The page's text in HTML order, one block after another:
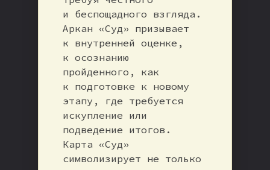
и беспощадного взгляда.
Аркан «Суд» призывает
к внутренней оценке,
к осознанию
пройденного, как
к подготовке к новому
этапу, где требуется
искупление или
подведение итогов.
Карта «Суд»
символизирует не только